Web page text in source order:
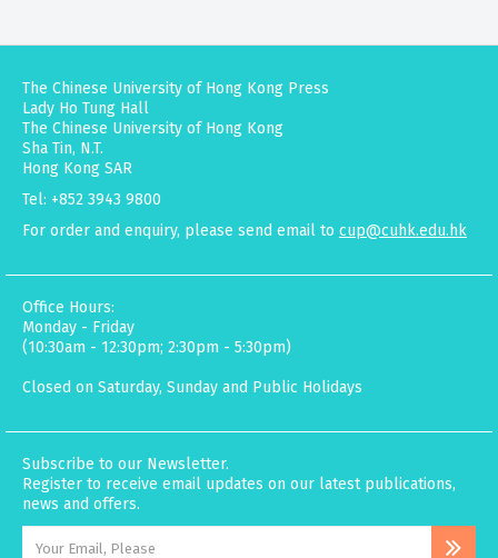
The Chinese University of Hong Kong Press
Lady Ho Tung Hall
The Chinese University of Hong Kong
Sha Tin, N.T.
Hong Kong SAR
Tel: +852 3943 9800
For order and enquiry, please send email to cup@cuhk.edu.hk
Office Hours:
Monday - Friday
(10:30am - 12:30pm; 2:30pm - 5:30pm)
Closed on Saturday, Sunday and Public Holidays
Subscribe to our Newsletter.
Register to receive email updates on our latest publications,
news and offers.